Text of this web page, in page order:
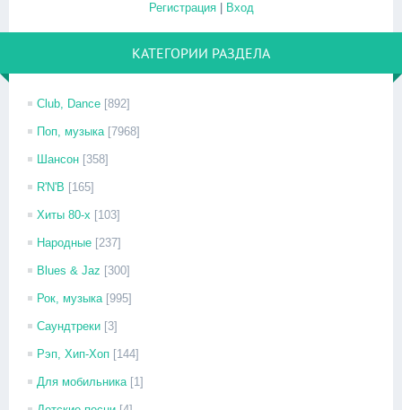
Регистрация| Вход
КАТЕГОРИИ РАЗДЕЛА
Club, Dance [892]
Поп, музыка [7968]
Шансон [358]
R'N'B [165]
Хиты 80-х [103]
Народные [237]
Blues & Jaz [300]
Рок, музыка [995]
Саундтреки [3]
Рэп, Хип-Хоп [144]
Для мобильника [1]